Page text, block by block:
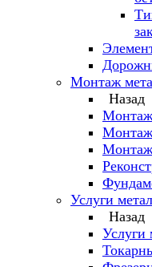
Монтаж
Назад
Монтаж
Монтаж
Монтаж
Услуги
Назад
Услуги